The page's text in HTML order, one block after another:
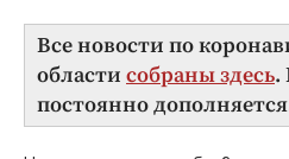
Все новости по
области собраны здесь.
постоянно